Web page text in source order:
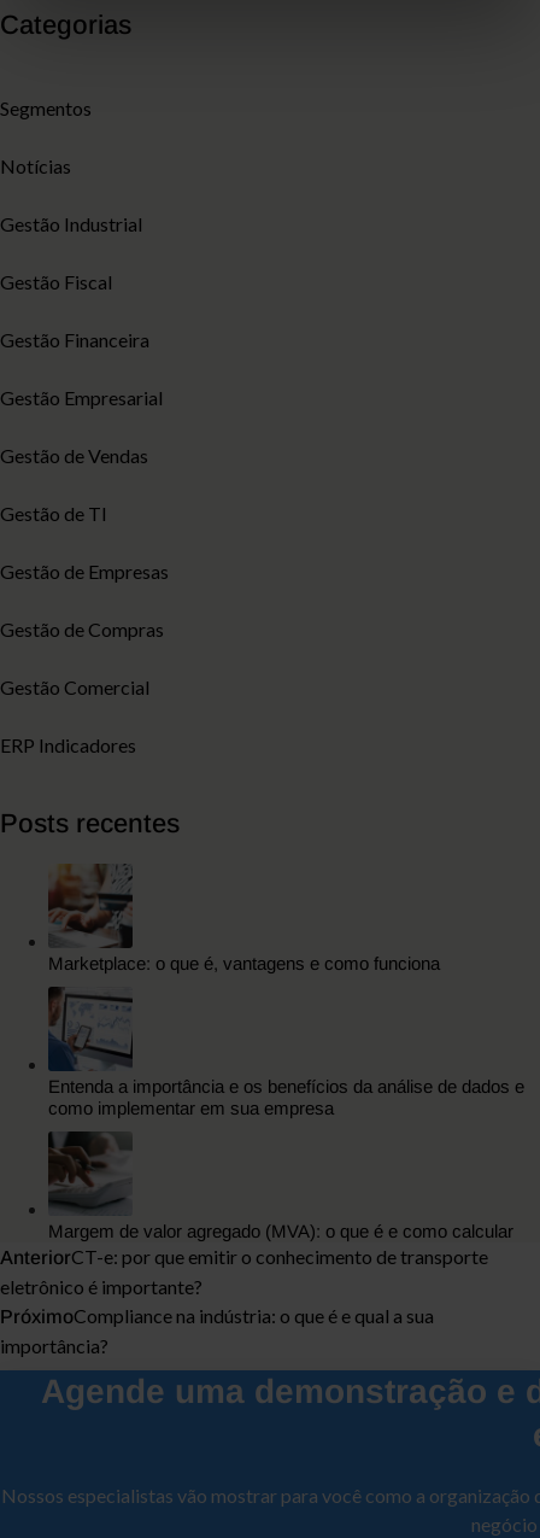
Categorias
Segmentos
Notícias
Gestão Industrial
Gestão Fiscal
Gestão Financeira
Gestão Empresarial
Gestão de Vendas
Gestão de TI
Gestão de Empresas
Gestão de Compras
Gestão Comercial
ERP Indicadores
Posts recentes
Marketplace: o que é, vantagens e como funciona
Entenda a importância e os benefícios da análise de dados e
como implementar em sua empresa
Margem de valor agregado (MVA): o que é e como calcular
AnteriorCT-e: por que emitir o conhecimento de transporte
eletrônico é importante?
PróximoCompliance na indústria: o que é e qual a sua
importância?
Agende uma demonstração e
Nossos especialistas vão mostrar para você como a